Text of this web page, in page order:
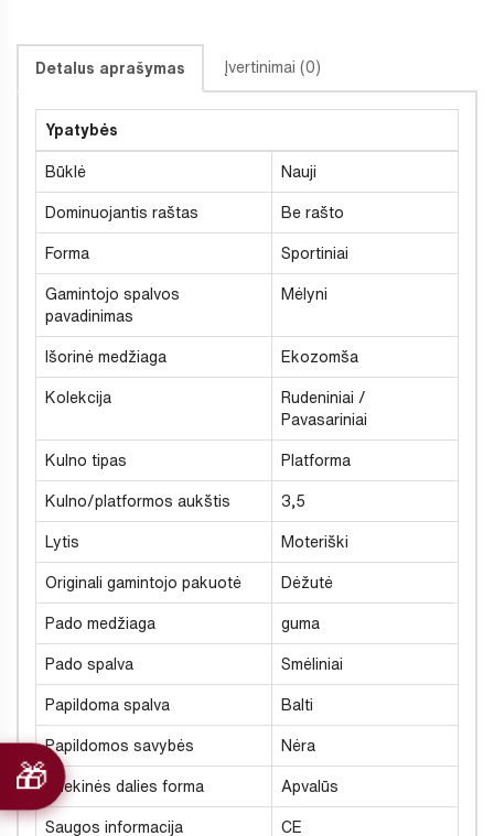
Detalus aprašymas Įvertinimai (0)
Ypatybės
Būklė Nauji
Dominuojantis raštas Be rašto
Forma Sportiniai
Gamintojo spalvos
pavadinimas
Mėlyni
Išorinė medžiaga Ekozomša
Kolekcija
Rudeniniai /
Pavasariniai
Kulno tipas Platforma
Kulno/platformos aukštis 3,5
Lytis Moteriški
Originali gamintojo pakuotė Dėžutė
Pado medžiaga guma
Pado spalva Smėliniai
Papildoma spalva Balti
Papildomos savybės Nėra
Priekinės dalies forma Apvalūs
Saugos informacija CE